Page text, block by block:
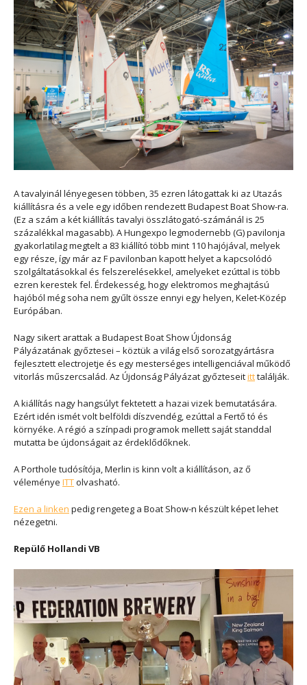
A tavalyinál lényegesen többen, 35 ezren látogattak ki az Utazás
kiállításra és a vele egy időben rendezett Budapest Boat Show-ra.
(Ez a szám a két kiállítás tavalyi összlátogató-számánál is 25
százalékkal magasabb). A Hungexpo legmodernebb (G) pavilonja
gyakorlatilag megtelt a 83 kiállító több mint 110 hajójával, melyek
egy része, így már az F pavilonban kapott helyet a kapcsolódó
szolgáltatásokkal és felszerelésekkel, amelyeket ezúttal is több
ezren kerestek fel. Érdekesség, hogy elektromos meghajtású
hajóból még soha nem gyűlt össze ennyi egy helyen, Kelet-Közép
Európában.
Nagy sikert arattak a Budapest Boat Show Újdonság
Pályázatának győztesei – köztük a világ első sorozatgyártásra
fejlesztett electrojetje és egy mesterséges intelligenciával működő
vitorlás műszercsalád. Az Újdonság Pályázat győzteseititttalálják.
A kiállítás nagy hangsúlyt fektetett a hazai vizek bemutatására.
Ezért idén ismét volt belföldi díszvendég, ezúttal a Fertő tó és
környéke. A régió a színpadi programok mellett saját standdal
mutatta be újdonságait az érdeklődőknek.
A Porthole tudósítója, Merlin is kinn volt a kiállításon, az ő
véleménye ITTolvasható.
Ezen a linken pedig rengeteg a Boat Show-n készült képet lehet
nézegetni.
Repülő Hollandi VB